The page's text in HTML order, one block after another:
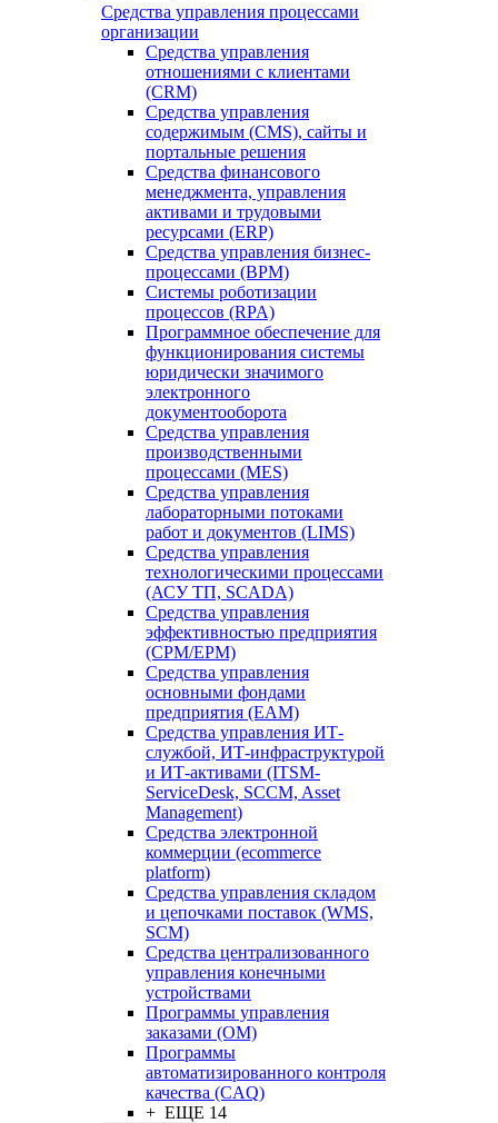
Средства управления процессами
организации
Средства управления
отношениями с клиентами
(CRM)
Средства управления
содержимым (CMS), сайты и
портальные решения
Средства финансового
менеджмента, управления
активами и трудовыми
ресурсами (ERP)
Средства управления бизнес-
процессами (BPM)
Системы роботизации
процессов (RPA)
Программное обеспечение для
функционирования системы
юридически значимого
электронного
документооборота
Средства управления
производственными
процессами (MES)
Средства управления
лабораторными потоками
работ и документов (LIMS)
Средства управления
технологическими процессами
(АСУ ТП, SCADA)
Средства управления
эффективностью предприятия
(CPM/EPM)
Средства управления
основными фондами
предприятия (EAM)
Средства управления ИТ-
службой, ИТ-инфраструктурой
и ИТ-активами (ITSM-
ServiceDesk, SCCM, Asset
Management)
Средства электронной
коммерции (ecommerce
platform)
Средства управления складом
и цепочками поставок (WMS,
SCM)
Средства централизованного
управления конечными
устройствами
Программы управления
заказами (OM)
Программы
автоматизированного контроля
качества (CAQ)
+ ЕЩЕ 14